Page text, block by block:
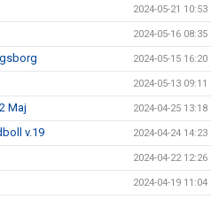
2024-05-21 10:53
2024-05-16 08:35
2024-05-15 16:20
2024-05-13 09:11
Maj 2024-04-25 13:18
v.19 2024-04-24 14:23
2024-04-22 12:26
2024-04-19 11:04